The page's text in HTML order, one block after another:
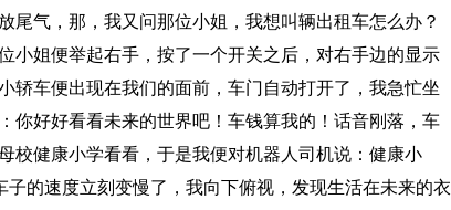
尾气，那，我又问那位小姐，我想叫辆出租车怎么办？
小姐便举起右手，按了一个开关之后，对右手边的显示
轿车便出现在我们的面前，车门自动打开了，我急忙坐
你好好看看未来的世界吧！车钱算我的！话音刚落，车
校健康小学看看，于是我便对机器人司机说：健康小
子的速度立刻变慢了，我向下俯视，发现生活在未来的衣